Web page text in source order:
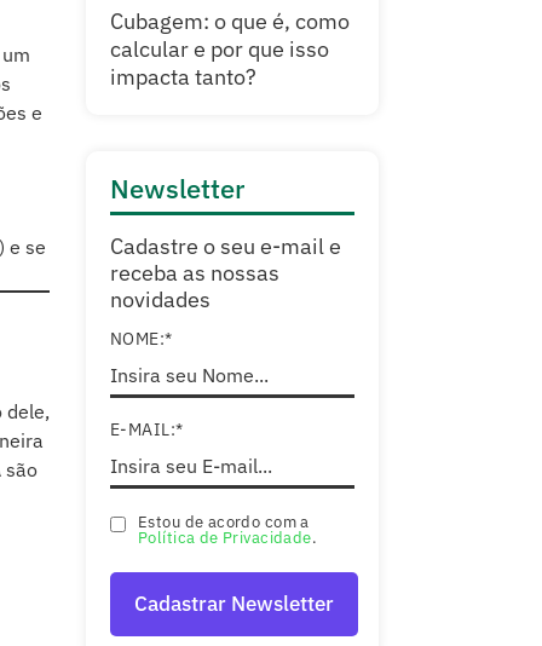
e
e se
são
Cubagem: o que é, como
calcular e por que isso
impacta tanto?
Newsletter
Cadastre o seu e-mail e
receba as nossas
novidades
NOME:*
E-MAIL:*
Estou de acordo com a
Política de Privacidade